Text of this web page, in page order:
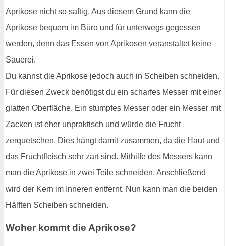
Aprikose nicht so saftig. Aus diesem Grund kann die
Aprikose bequem im Büro und für unterwegs gegessen
werden, denn das Essen von Aprikosen veranstaltet keine
Sauerei.
Du kannst die Aprikose jedoch auch in Scheiben schneiden.
Für diesen Zweck benötigst du ein scharfes Messer mit einer
glatten Oberfläche. Ein stumpfes Messer oder ein Messer mit
Zacken ist eher unpraktisch und würde die Frucht
zerquetschen. Dies hängt damit zusammen, da die Haut und
das Fruchtfleisch sehr zart sind. Mithilfe des Messers kann
man die Aprikose in zwei Teile schneiden. Anschließend
wird der Kern im Inneren entfernt. Nun kann man die beiden
Hälften Scheiben schneiden.
Woher kommt die Aprikose?